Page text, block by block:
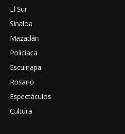
El Sur
Sinaloa
Mazatlán
Policiaca
Escuinapa
Rosario
Espectáculos
Cultura